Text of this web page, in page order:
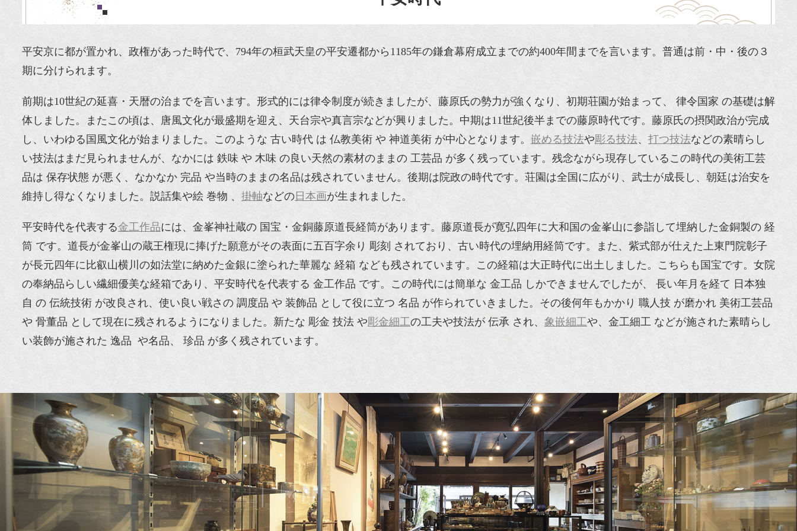
平安京に都が置かれ、政権があった時代で、794年の桓武天皇の平安遷都から1185年の鎌倉幕府成立までの約400年間までを言います。普通は前・中・後の３
期に分けられます。
前期は10世紀の延喜・天暦の治までを言います。形式的には律令制度が続きましたが、藤原氏の勢力が強くなり、初期荘園が始まって、 律令国家 の基礎は解
体しました。またこの頃は、唐風文化が最盛期を迎え、天台宗や真言宗などが興りました。中期は11世紀後半までの藤原時代です。藤原氏の摂関政治が完成
し、いわゆる国風文化が始まりました。このような 古い時代 は 仏教美術 や 神道美術 が中心となります。 嵌める技法や彫る技法、 打つ技法などの素晴らし
い技法はまだ見られませんが、なかには 鉄味 や 木味 の良い天然の素材のままの 工芸品 が多く残っています。残念ながら現存しているこの時代の美術工芸
品は 保存状態 が悪く、なかなか 完品 や当時のままの名品は残されていません。後期は院政の時代です。荘園は全国に広がり、武士が成長し、朝廷は治安を
維持し得なくなりました。説話集や絵 巻物 、 掛軸などの 日本画が生まれました。
平安時代を代表する金工作品には、金峯神社蔵の 国宝・金銅藤原道長経筒があります。藤原道長が寛弘四年に大和国の金峯山に参詣して埋納した金銅製の 経
筒 です。道長が金峯山の蔵王権現に捧げた願意がその表面に五百字余り 彫刻 されており、古い時代の埋納用経筒です。また、紫式部が仕えた上東門院彰子
が長元四年に比叡山横川の如法堂に納めた金銀に塗られた華麗な 経箱 なども残されています。この経箱は大正時代に出土しました。こちらも国宝です。女院
の奉納品らしい繊細優美な経箱であり、平安時代を代表する 金工作品 です。この時代には簡単な 金工品 しかできませんでしたが、 長い年月を経て 日本独
自 の 伝統技術 が改良され、使い良い戦さの 調度品 や 装飾品 として役に立つ 名品 が作られていきました。その後何年もかかり 職人技 が磨かれ 美術工芸品
や 骨董品 として現在に残されるようになりました。新たな 彫金 技法 や彫金細工の工夫や技法が 伝承 され、 象嵌細工や、金工細工 などが施された素晴らし
い装飾が施された 逸品 や名品、 珍品 が多く残されています。